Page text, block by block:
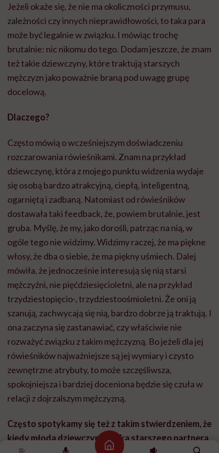
Strona główna
Jeżeli okaże się, że nie ma okoliczności przymusu,
zależności czy innych nieprawidłowości, to taka para
może być legalnie w związku. I mówiąc trochę
brutalnie: nic nikomu do tego. Dodam jeszcze, że znam
też takie dziewczyny, które traktują starszych
mężczyzn jako poważnie braną pod uwagę grupę
docelową.
Dlaczego?
Często mówią o wcześniejszym doświadczeniu
rozczarowania rówieśnikami. Znam na przykład
dziewczynę, która z mojego punktu widzenia wydaje
się osobą bardzo atrakcyjną, ciepłą, inteligentną,
ogarniętą i zadbaną. Natomiast od rówieśników
dostawała taki feedback, że, powiem brutalnie, jest
gruba. Myślę, że my, jako dorośli, patrząc na nią, w
ogóle tego nie widzimy. Widzimy raczej, że ma piękne
włosy, że dba o siebie, że ma piękny uśmiech. Dalej
mówiła, że jednocześnie interesują się nią starsi
mężczyźni, nie pięćdziesięcioletni, ale na przykład
trzydziestopięcio-, trzydziestoośmioletni. Że oni ją
szanują, zachwycają się nią, bardzo dobrze ją traktują. I
ona zaczyna się zastanawiać, czy właściwie nie
rozważyć związku z takim mężczyzną. Bo jeżeli dla jej
rówieśników najważniejsze są jej wymiary i czysto
zewnętrzne atrybuty, to może szczęśliwsza,
spokojniejsza i bardziej doceniona będzie się czuła w
relacji z dojrzalszym mężczyzną.
Często spotykamy się też z takim stwierdzeniem, że
kiedy młoda dziewczyna szuka starszego partnera